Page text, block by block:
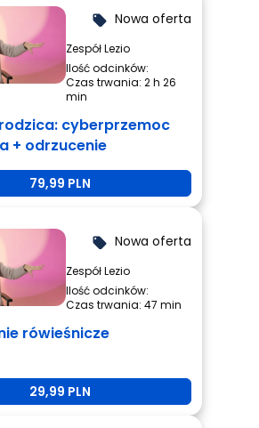
local_offer Nowa oferta
Zespół Lezio
Ilość odcinków:
Czas trwania: 2 h 26
min
cyberprzemoc
+ odrzucenie
+ przemoc
79,99 PLN
local_offer Nowa oferta
Zespół Lezio
Ilość odcinków:
Czas trwania: 47 min
rówieśnicze
29,99 PLN